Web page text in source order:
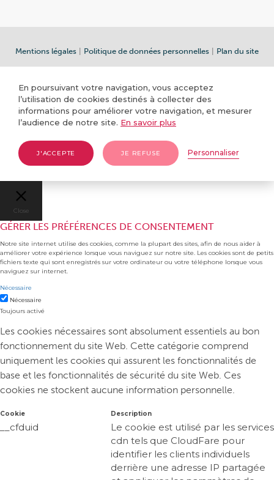
Mentions légales | Politique de données personnelles | Plan du site
En poursuivant votre navigation, vous acceptez
l’utilisation de cookies destinés à collecter des
informations pour améliorer votre navigation, et mesurer
l’audience de notre site. En savoir plus
J'ACCEPTE JE REFUSE Personnaliser
Close
GÉRER LES PRÉFÉRENCES DE CONSENTEMENT
Notre site internet utilise des cookies, comme la plupart des sites, afin de nous aider à
améliorer votre expérience lorsque vous naviguez sur notre site. Les cookies sont de petits
fichiers texte qui sont enregistrés sur votre ordinateur ou votre téléphone lorsque vous
naviguez sur internet.
Nécessaire
Nécessaire
Toujours activé
Les cookies nécessaires sont absolument essentiels au bon
fonctionnement du site Web. Cette catégorie comprend
uniquement les cookies qui assurent les fonctionnalités de
base et les fonctionnalités de sécurité du site Web. Ces
cookies ne stockent aucune information personnelle.
Cookie Description
__cfduid
Le cookie est utilisé par les services
cdn tels que CloudFare pour
identifier les clients individuels
derrière une adresse IP partagée